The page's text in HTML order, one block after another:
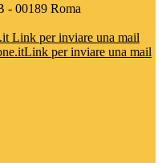
- 00189 Roma
Link per inviare una mail
Link per inviare una mail